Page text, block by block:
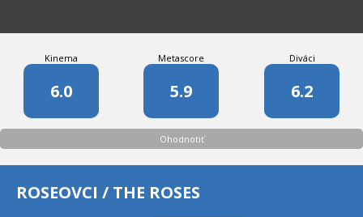
Kinema
6.0
Metascore
5.9
Diváci
6.2
Ohodnotiť
ROSEOVCI / THE ROSES